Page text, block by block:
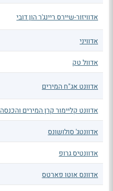
אדוויזור-שיירס ריינג'ר הון דובי
אדוויני
אדוול טק
אדוונט אג"ח המירים
אדוונט קליימור קרן המירים והכנסה
אדוונטג' סולושונס
אדוונטיס גרופ
אדוונס אוטו פארטס